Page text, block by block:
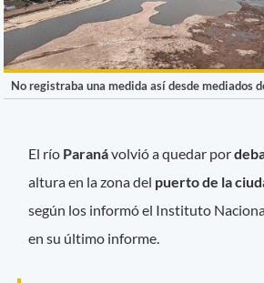
No registraba una medida así desde mediados
El río Paranávolvió a quedar por
altura en la zona del puerto de la
según los informó el Instituto
en su último informe.